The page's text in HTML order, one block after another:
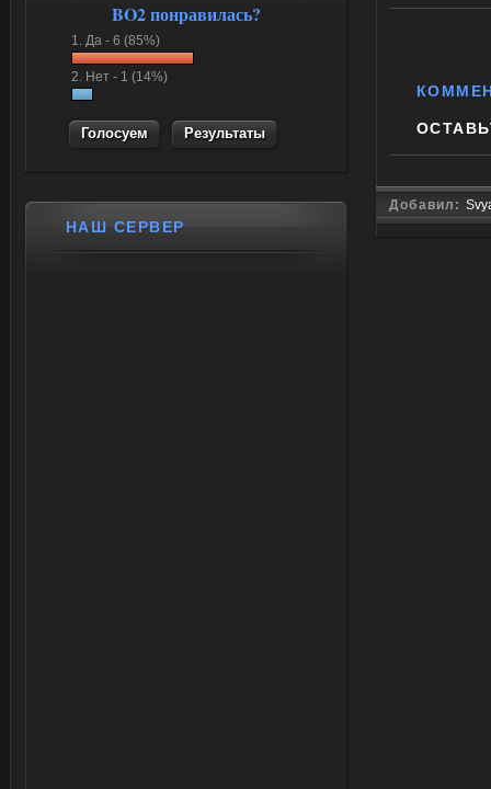
Добавил:
BO2 понравилась?
1. Да - 6 (85%)
2. Нет - 1 (14%)
Результаты
НАШ СЕРВЕР